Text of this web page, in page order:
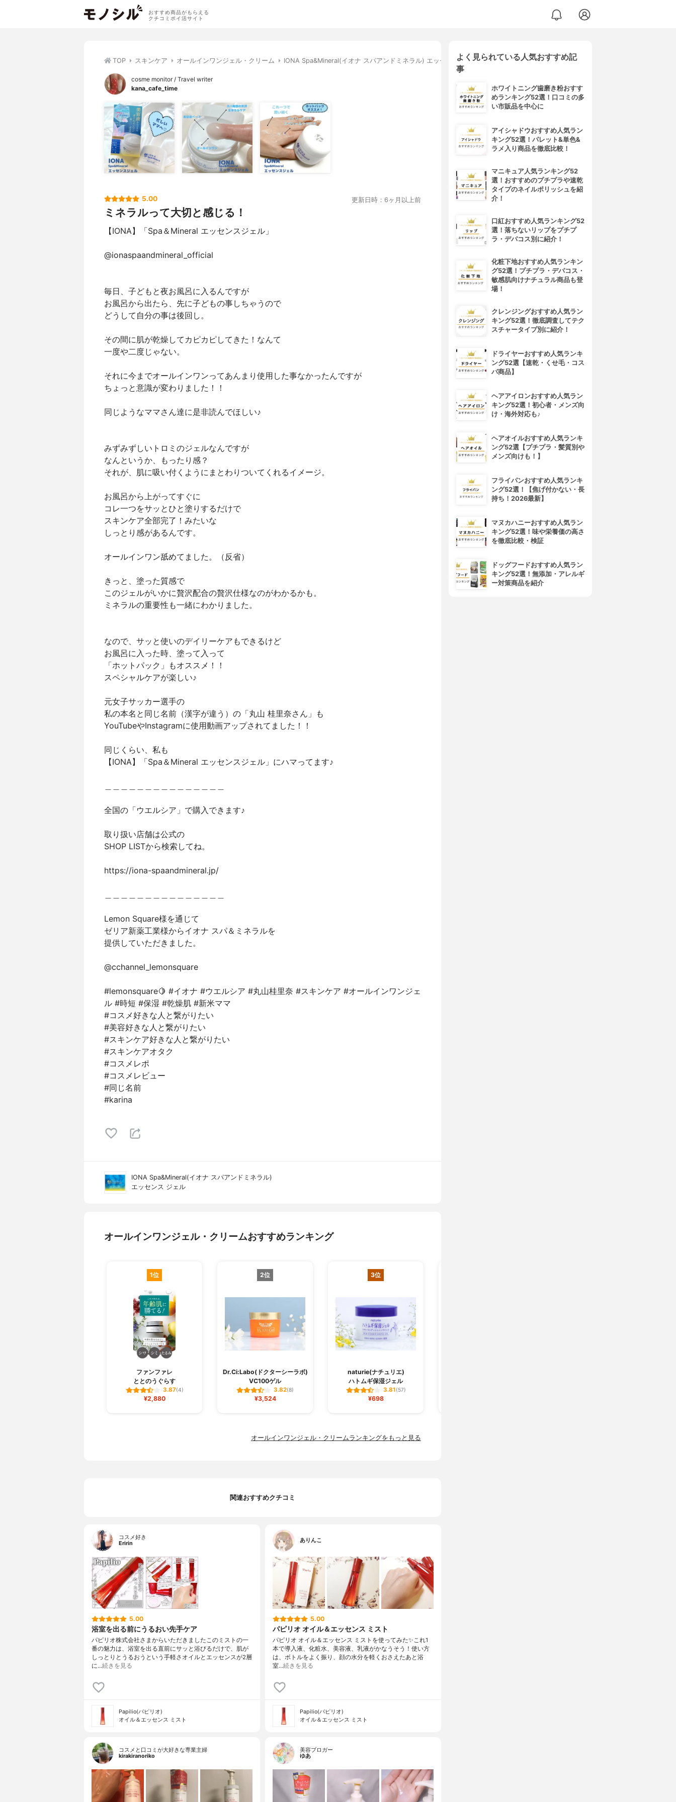
おすすめ商品がもらえる
クチコミポイ活サイト
TOP スキンケア オールインワンジェル・クリーム IONA Spa&Mineral(イオナ スパアンドミネラル) エッセンス ジェル
cosme monitor / Travel writer
kana_cafe_time
5.00 更新日時：6ヶ月以上前
ミネラルって大切と感じる！
【IONA】「Spa＆Mineral エッセンスジェル」
@ionaspaandmineral_official
毎日、子どもと夜お風呂に入るんですが
お風呂から出たら、先に子どもの事しちゃうので
どうして自分の事は後回し。
その間に肌が乾燥してカピカピしてきた！なんて
一度や二度じゃない。
それに今までオールインワンってあんまり使用した事なかったんですが
ちょっと意識が変わりました！！
同じようなママさん達に是非読んでほしい♪
みずみずしいトロミのジェルなんですが
なんというか、もったり感？
それが、肌に吸い付くようにまとわりついてくれるイメージ。
お風呂から上がってすぐに
コレ一つをサッとひと塗りするだけで
スキンケア全部完了！みたいな
しっとり感があるんです。
オールインワン舐めてました。（反省）
きっと、塗った質感で
このジェルがいかに贅沢配合の贅沢仕様なのがわかるかも。
ミネラルの重要性も一緒にわかりました。
なので、サッと使いのデイリーケアもできるけど
お風呂に入った時、塗って入って
「ホットパック」もオススメ！！
スペシャルケアが楽しい♪
元女子サッカー選手の
私の本名と同じ名前（漢字が違う）の「丸山 桂里奈さん」も
YouTubeやInstagramに使用動画アップされてました！！
同じくらい、私も
【IONA】「Spa＆Mineral エッセンスジェル」にハマってます♪
全国の「ウエルシア」で購入できます♪
取り扱い店舗は公式の
SHOP LISTから検索してね。
https://iona-spaandmineral.jp/
Lemon Square様を通じて
ゼリア新薬工業様からイオナ スパ＆ミネラルを
提供していただきました。
@cchannel_lemonsquare
#lemonsquare🍋 #イオナ #ウエルシア #丸山桂里奈 #スキンケア #オールインワンジェ
ル #時短 #保湿 #乾燥肌 #新米ママ
#コスメ好きな人と繋がりたい
#美容好きな人と繋がりたい
#スキンケア好きな人と繋がりたい
#スキンケアオタク
#コスメレポ
#コスメレビュー
#同じ名前
#karina
IONA Spa&Mineral(イオナ スパアンドミネラル)
エッセンス ジェル
オールインワンジェル・クリームおすすめランキング
1位
ファンファレ
ととのうぐらす
3.87(4)
¥2,880
2位
Dr.Ci:Labo(ドクターシーラボ)
VC100ゲル
3.82(8)
¥3,524
3位
naturie(ナチュリエ)
ハトムギ保湿ジェル
3.81(57)
¥698
オールインワンジェル・クリームランキングをもっと見る
関連おすすめクチコミ
コスメ好き
Eririn
5.00
浴室を出る前にうるおい先手ケア
パピリオ株式会社さまからいただきましたこのミストの一
番の魅力は、浴室を出る直前にサッと浴びるだけで、肌が
しっとりとうるおうという手軽さオイルとエッセンスが2層
に…続きを見る
Papilio(パピリオ)
オイル＆エッセンス ミスト
ありんこ
5.00
パピリオ オイル＆エッセンス ミスト
パピリオ オイル＆エッセンス ミストを使ってみた✨これ1
本で導入液、化粧水、美容液、乳液がかなうそう！使い方
は、ボトルをよく振り、顔の水分を軽くおさえたあと浴
室…続きを見る
Papilio(パピリオ)
オイル＆エッセンス ミスト
コスメと口コミが大好きな専業主婦
kirakiranoriko
美容ブロガー
ゆあ
よく見られている人気おすすめ記
事
ホワイトニング歯磨き粉おすす
めランキング52選！口コミの多
い市販品を中心に
アイシャドウおすすめ人気ラン
キング52選！パレット&単色&
ラメ入り商品を徹底比較！
マニキュア人気ランキング52
選！おすすめのプチプラや速乾
タイプのネイルポリッシュを紹
介！
口紅おすすめ人気ランキング52
選！落ちないリップをプチプ
ラ・デパコス別に紹介！
化粧下地おすすめ人気ランキン
グ52選！プチプラ・デパコス・
敏感肌向けナチュラル商品も登
場！
クレンジングおすすめ人気ラン
キング52選！徹底調査してテク
スチャータイプ別に紹介！
ドライヤーおすすめ人気ランキ
ング52選【速乾・くせ毛・コス
パ商品】
ヘアアイロンおすすめ人気ラン
キング52選！初心者・メンズ向
け・海外対応も♪
ヘアオイルおすすめ人気ランキ
ング52選【プチプラ・髪質別や
メンズ向けも！】
フライパンおすすめ人気ランキ
ング52選！【焦げ付かない・長
持ち！2026最新】
マヌカハニーおすすめ人気ラン
キング52選！味や栄養価の高さ
を徹底比較・検証
ドッグフードおすすめ人気ラン
キング52選！無添加・アレルギ
ー対策商品を紹介